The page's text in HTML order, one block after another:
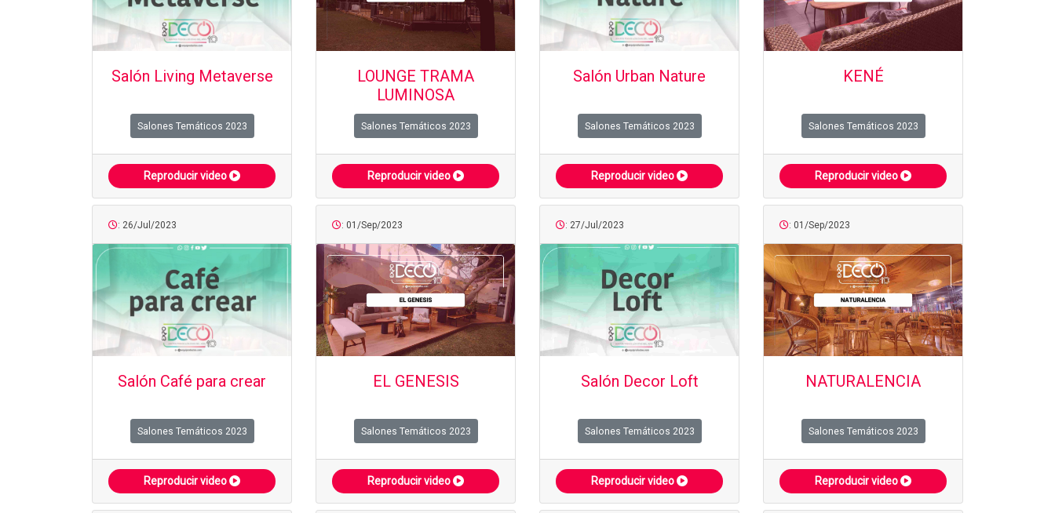
Salón Living Metaverse
Salones Temáticos 2023
Reproducir video
LOUNGE TRAMA
LUMINOSA
Salones Temáticos 2023
Reproducir video
Salón Urban Nature
Salones Temáticos 2023
Reproducir video
KENÉ
Salones Temáticos 2023
Reproducir video
: 26/Jul/2023
Salón Café para crear
Salones Temáticos 2023
Reproducir video
: 01/Sep/2023
EL GENESIS
Salones Temáticos 2023
Reproducir video
: 27/Jul/2023
Salón Decor Loft
Salones Temáticos 2023
Reproducir video
: 01/Sep/2023
NATURALENCIA
Salones Temáticos 2023
Reproducir video